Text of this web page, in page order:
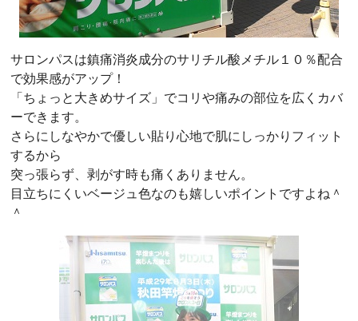
サロンパスは鎮痛消炎成分のサリチル酸メチル１０％配合
で効果感がアップ！
「ちょっと大きめサイズ」でコリや痛みの部位を広くカバ
ーできます。
さらにしなやかで優しい貼り心地で肌にしっかりフィット
するから
突っ張らず、剥がす時も痛くありません。
目立ちにくいベージュ色なのも嬉しいポイントですよね＾
＾